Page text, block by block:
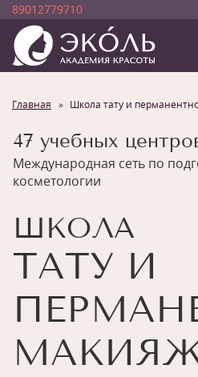
89012779710
Главная Школа тату и
47 учебных
Международная сеть по
косметологии
ШКОЛА
ТАТУ И